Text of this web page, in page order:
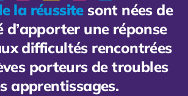
la réussitesont nées de
d’apporter une réponse
difficultés rencontrées
porteurs de troubles
apprentissages.